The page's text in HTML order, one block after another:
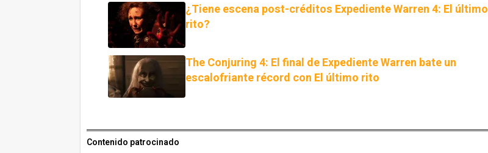
¿Tiene escena post-créditos Expediente Warren 4: El último
rito?
The Conjuring 4: El final de Expediente Warren bate un
escalofriante récord con El último rito
Contenido patrocinado